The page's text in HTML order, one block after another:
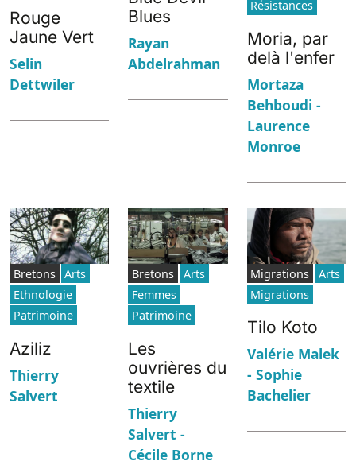
Rouge
Jaune Vert
Selin
Dettwiler
Blues
Rayan
Abdelrahman
Résistances
Moria, par
delà l'enfer
Mortaza
Behboudi -
Laurence
Monroe
Bretons
Arts
Ethnologie
Patrimoine
Aziliz
Thierry
Salvert
Bretons
Arts
Femmes
Patrimoine
Les
ouvrières du
textile
Thierry
Salvert -
Cécile Borne
Migrations
Arts
Migrations
Tilo Koto
Valérie Malek
- Sophie
Bachelier